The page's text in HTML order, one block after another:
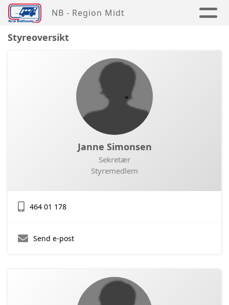
NB - Region Midt
Styreoversikt
Janne Simonsen
Sekretær
Styremedlem
464 01 178
Send e-post